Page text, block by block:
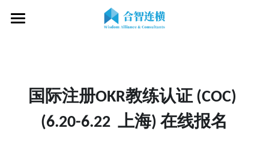
关于我们
OKR专家
专业服务
OKR服务体系
OKR教练认证
国际注册OKR教练认证 (COC)
(6.20-6.22  上海) 在线报名
博客分类
最新洞见